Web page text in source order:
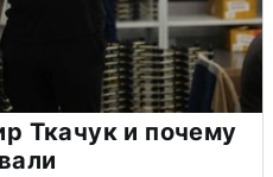
Ткачук и почему